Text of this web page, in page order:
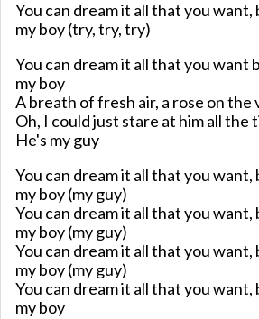
You can dream it all that you want,
my boy (try, try, try)
You can dream it all that you want
my boy
A breath of fresh air, a rose on the
Oh, I could just stare at him all the
He's my guy
You can dream it all that you want,
my boy (my guy)
You can dream it all that you want,
my boy (my guy)
You can dream it all that you want,
my boy (my guy)
You can dream it all that you want,
my boy